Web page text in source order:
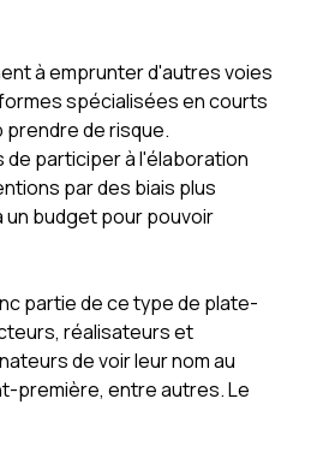
à emprunter d'autres voies
spécialisées en courts
de risque.
participer à l'élaboration
par des biais plus
un budget pour pouvoir
partie de ce type de plate-
réalisateurs et
de voir leur nom au
première, entre autres. Le